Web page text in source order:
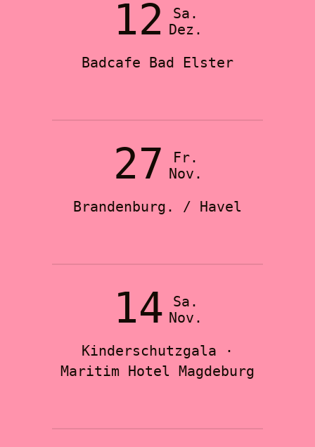
12
Sa.
Dez.
Badcafe Bad Elster
27
Fr.
Nov.
Brandenburg. / Havel
14
Sa.
Nov.
Kinderschutzgala ·
Maritim Hotel Magdeburg